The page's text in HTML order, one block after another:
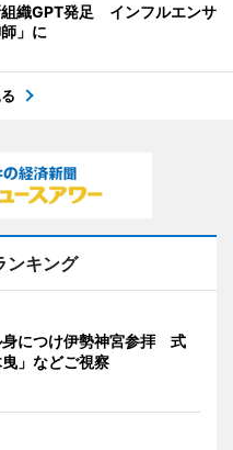
織GPT発足 インフルエンサ
」に
ンキング
身につけ伊勢神宮参拝 式
」などご視察